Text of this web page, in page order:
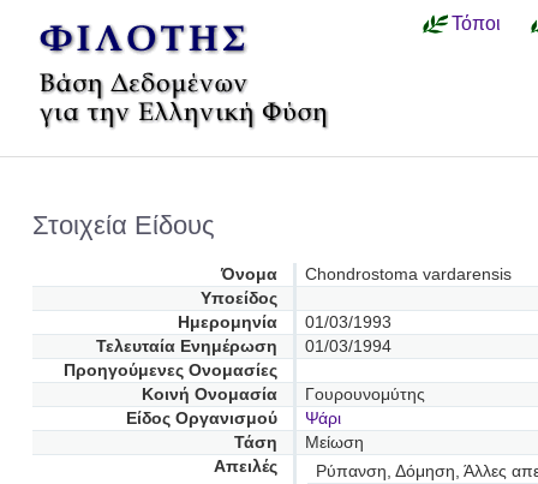
Τόποι
Στοιχεία Είδους
Όνομα
Chondrostoma vardarensis
Υποείδος
Ημερομηνία
01/03/1993
Τελευταία Ενημέρωση
01/03/1994
Προηγούμενες Oνομασίες
Κοινή Ονομασία
Γουρουνομύτης
Είδος Οργανισμού
Ψάρι
Τάση
Μείωση
Απειλές
Ρύπανση, Δόμηση, Άλλες